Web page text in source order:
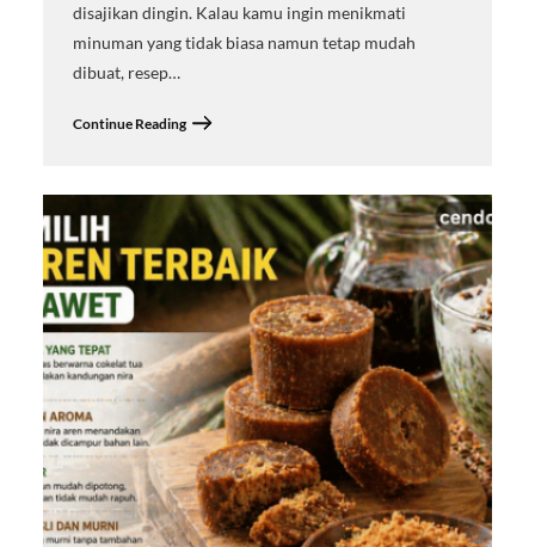
disajikan dingin. Kalau kamu ingin menikmati
minuman yang tidak biasa namun tetap mudah
dibuat, resep…
Continue Reading